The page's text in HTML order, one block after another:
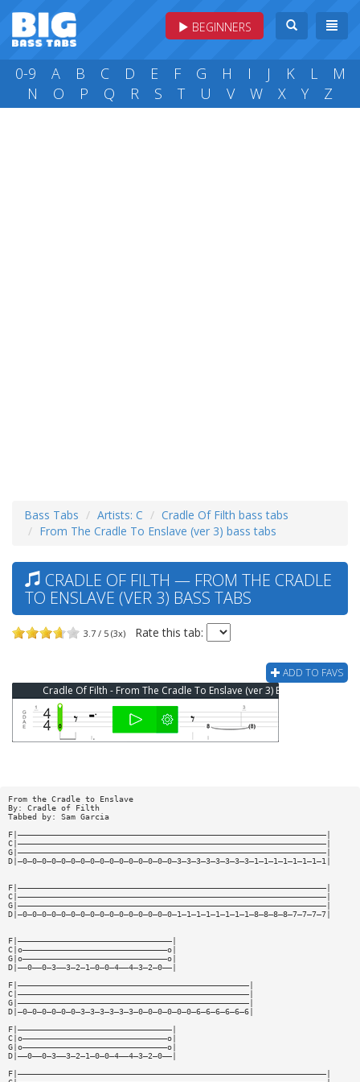
BEGINNERS
0-9 A B C D E F G H I J K L
M
N
O P Q R S T U V W X Y Z
Bass Tabs Artists: C
Cradle Of Filth bass tabs
From The Cradle To Enslave (ver 3) bass tabs
CRADLE OF FILTH — FROM THE CRADLE
TO ENSLAVE (VER 3) BASS TABS
3.7 / 5 (3x) Rate this tab:
ADD TO FAVS
Cradle Of Filth - From The Cradle To Enslave (ver 3) Bass Tab
From the Cradle to Enslave
By: Cradle of Filth
Tabbed by: Sam Garcia
F|————————————————————————————————————————————————————————————————|
C|————————————————————————————————————————————————————————————————|
G|————————————————————————————————————————————————————————————————|
D|—0—0—0—0—0—0—0—0—0—0—0—0—0—0—0—0—3—3—3—3—3—3—3—3—1—1—1—1—1—1—1—1|
F|————————————————————————————————————————————————————————————————|
C|————————————————————————————————————————————————————————————————|
G|————————————————————————————————————————————————————————————————|
D|—0—0—0—0—0—0—0—0—0—0—0—0—0—0—0—0—1—1—1—1—1—1—1—1—8—8—8—8—7—7—7—7|
F|————————————————————————————————|
C|o——————————————————————————————o|
G|o——————————————————————————————o|
D|——0——0—3——3—2—1—0—0—4——4—3—2—0——|
F|————————————————————————————————————————————————|
C|————————————————————————————————————————————————|
G|————————————————————————————————————————————————|
D|—0—0—0—0—0—0—3—3—3—3—3—3—0—0—0—0—0—0—6—6—6—6—6—6|
F|————————————————————————————————|
C|o——————————————————————————————o|
G|o——————————————————————————————o|
D|——0——0—3——3—2—1—0—0—4——4—3—2—0——|
F|————————————————————————————————————————————————————————————————|